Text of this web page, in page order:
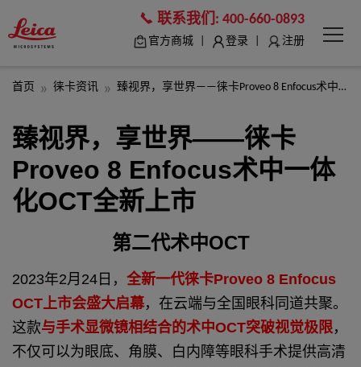
联系我们: 400-660-0893
官方商城 登录 注册
首页 徕卡资讯 臻视界，享世界——徕卡Proveo 8 Enfocus术中一体化OCT全新上市
臻视界，享世界——徕卡
Proveo 8 Enfocus术中一体
化OCT全新上市
第二代术中OCT
2023年2月24日， 全新一代徕卡Proveo 8 Enfocus
OCT上市会盛大启幕，在云端与全国眼科同道共聚。
这款与手术显微镜相结合的术中OCT突破视觉极限，
不仅可以为眼底、角膜、白内障等眼科手术提供高清